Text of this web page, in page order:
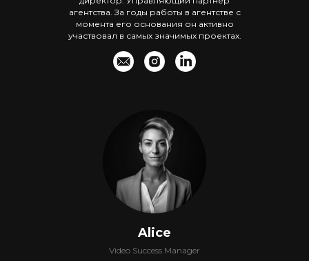
агентства. За годы работы в агентстве с
момента его основания он активно
участвовал в самых значимых проектах.
Video Success Manager
Alice